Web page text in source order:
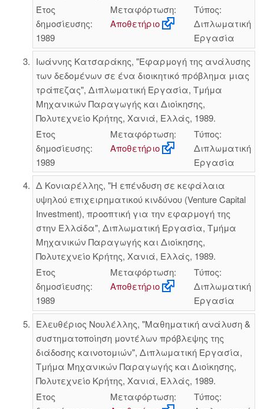
Έτος
δημοσίευσης:
1989
Μεταφόρτωση:
Αποθετήριο
Τύπος:
Διπλωματική
Εργασία
Ιωάννης Κατσαράκης, "Εφαρμογή της ανάλυσης
των δεδομένων σε ένα διοικητικό πρόβλημα μιας
τράπεζας", Διπλωματική Εργασία, Τμήμα
Μηχανικών Παραγωγής και Διοίκησης,
Πολυτεχνείο Κρήτης, Χανιά, Ελλάς, 1989.
Έτος
δημοσίευσης:
1989
Μεταφόρτωση:
Αποθετήριο
Τύπος:
Διπλωματική
Εργασία
Δ Κονιαρέλλης, "Η επένδυση σε κεφάλαια
υψηλού επιχειρηματικού κινδύνου (Venture Capital
Investment), προοπτική για την εφαρμογή της
στην Ελλάδα", Διπλωματική Εργασία, Τμήμα
Μηχανικών Παραγωγής και Διοίκησης,
Πολυτεχνείο Κρήτης, Χανιά, Ελλάς, 1989.
Έτος
δημοσίευσης:
1989
Μεταφόρτωση:
Αποθετήριο
Τύπος:
Διπλωματική
Εργασία
Ελευθέριος Νουλέλλης, "Μαθηματική ανάλυση &
συστηματοποίηση μοντέλων πρόβλεψης της
διάδοσης καινοτομιών", Διπλωματική Εργασία,
Τμήμα Μηχανικών Παραγωγής και Διοίκησης,
Πολυτεχνείο Κρήτης, Χανιά, Ελλάς, 1989.
Έτος
Μεταφόρτωση:
Τύπος: